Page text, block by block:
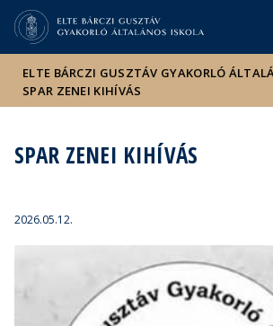
Események
sajtóban
ELTE BÁRCZI GUSZTÁV GYAKORLÓ
SPAR ZENEI KIHÍVÁS
SPAR ZENEI KIHÍVÁS
2026.05.12.